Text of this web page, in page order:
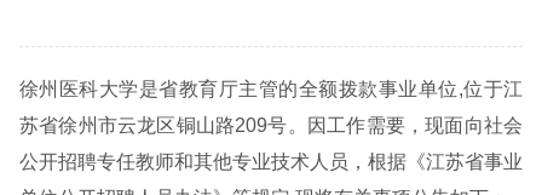
徐州医科大学是省教育厅主管的全额拨款事业单位,位于江
苏省徐州市云龙区铜山路209号。因工作需要，现面向社会
公开招聘专任教师和其他专业技术人员，根据《江苏省事业